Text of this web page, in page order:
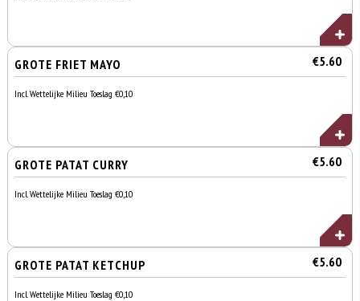
GROTE FRIET MAYO €5.60
Incl. Wettelijke Milieu Toeslag €0,10
GROTE PATAT CURRY €5.60
Incl. Wettelijke Milieu Toeslag €0,10
GROTE PATAT KETCHUP €5.60
Incl. Wettelijke Milieu Toeslag €0,10